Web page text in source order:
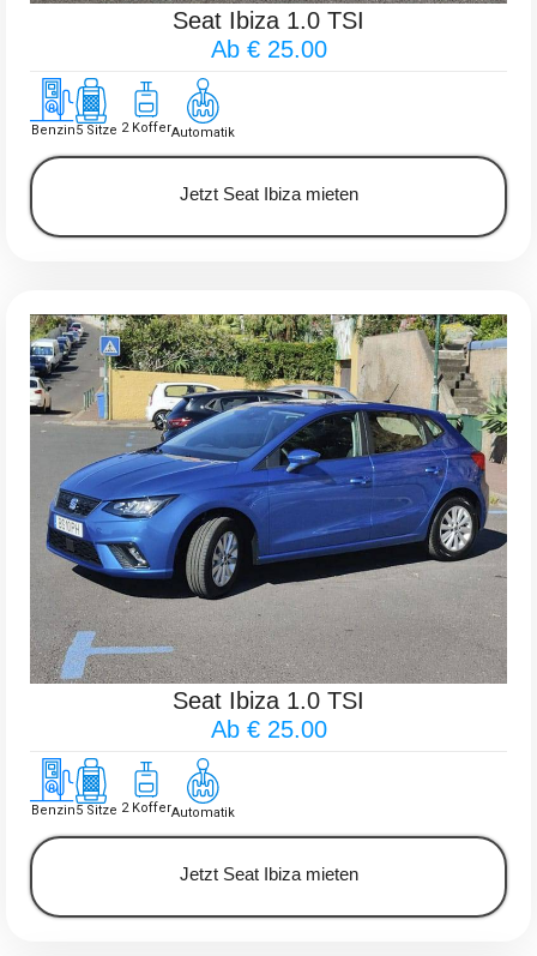
Seat Ibiza 1.0 TSI
Ab € 25.00
Benzin5 Sitze 2 KofferAutomatik
Jetzt Seat Ibiza mieten
Seat Ibiza 1.0 TSI
Ab € 25.00
Benzin5 Sitze 2 KofferAutomatik
Jetzt Seat Ibiza mieten